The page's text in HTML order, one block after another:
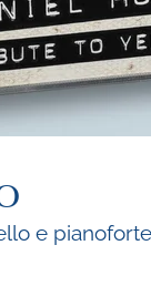
e pianoforte